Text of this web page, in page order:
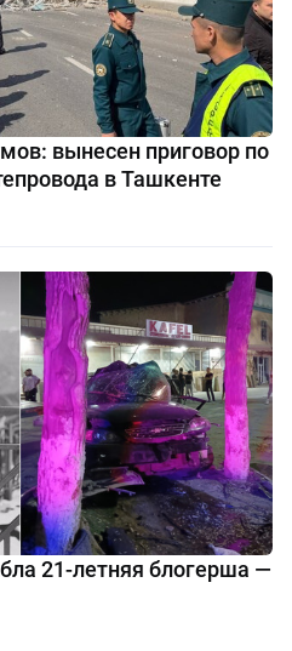
вынесен приговор по
в Ташкенте
21-летняя блогерша —